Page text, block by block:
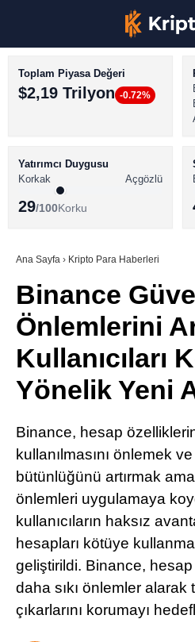
BİTCOİN HABERLERİ
ALTCOİN HABERLERİ
SÖZLÜK
Toplam Piyasa Değeri
$2,19 Trilyon -0.72%
Yatırımcı Duygusu
Korkak
Açgözlü
29/100Korku
Ana Sayfa › Kripto Para Haberleri
Binance
Önlemlerini
Kullanıcıları
Yönelik Yeni
Binance, hesap
kullanılmasını önlemek
bütünlüğünü artırmak
önlemleri uygulamaya
kullanıcıların haksız
hesapları kötüye
geliştirildi. Binance,
daha sıkı önlemler alarak
çıkarlarını korumayı